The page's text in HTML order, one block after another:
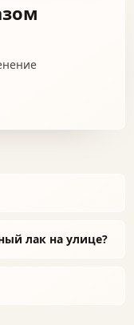
лак на улице?